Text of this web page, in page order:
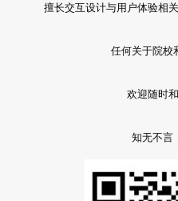
擅长交互设计与用户体验相
任何关于院校
欢迎随时
知无不言